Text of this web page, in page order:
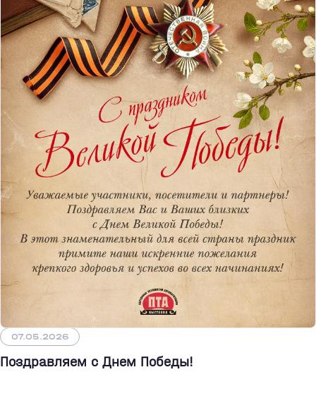
07.05.2026
Поздравляем с Днем Победы!